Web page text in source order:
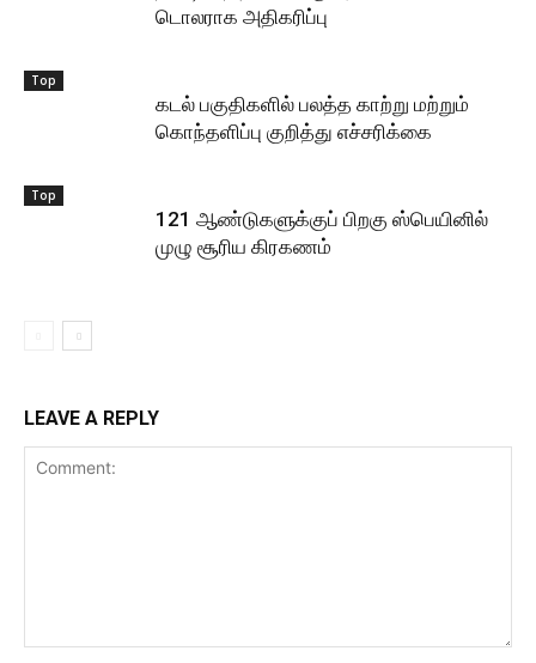
டொலராக அதிகரிப்பு
Top
கடல் பகுதிகளில் பலத்த காற்று மற்றும்
கொந்தளிப்பு குறித்து எச்சரிக்கை
Top
121 ஆண்டுகளுக்குப் பிறகு ஸ்பெயினில்
முழு சூரிய கிரகணம்
LEAVE A REPLY